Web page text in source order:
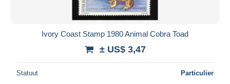
Ivory Coast Stamp 1980 Animal Cobra Toad
± US$ 3,47
Statuut Particulier